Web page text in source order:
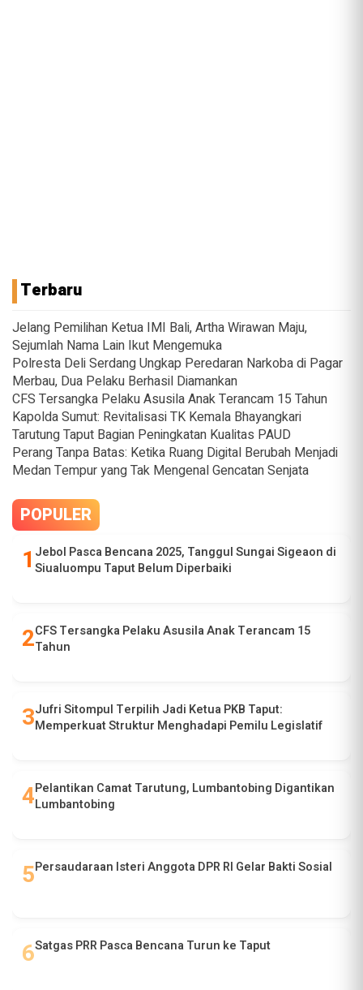
Terbaru
Jelang Pemilihan Ketua IMI Bali, Artha Wirawan Maju,
Sejumlah Nama Lain Ikut Mengemuka
Polresta Deli Serdang Ungkap Peredaran Narkoba di Pagar
Merbau, Dua Pelaku Berhasil Diamankan
CFS Tersangka Pelaku Asusila Anak Terancam 15 Tahun
Kapolda Sumut: Revitalisasi TK Kemala Bhayangkari
Tarutung Taput Bagian Peningkatan Kualitas PAUD
Perang Tanpa Batas: Ketika Ruang Digital Berubah Menjadi
Medan Tempur yang Tak Mengenal Gencatan Senjata
POPULER
Jebol Pasca Bencana 2025, Tanggul Sungai Sigeaon di
Siualuompu Taput Belum Diperbaiki
CFS Tersangka Pelaku Asusila Anak Terancam 15
Tahun
Jufri Sitompul Terpilih Jadi Ketua PKB Taput:
Memperkuat Struktur Menghadapi Pemilu Legislatif
Pelantikan Camat Tarutung, Lumbantobing Digantikan
Lumbantobing
Persaudaraan Isteri Anggota DPR RI Gelar Bakti Sosial
Satgas PRR Pasca Bencana Turun ke Taput